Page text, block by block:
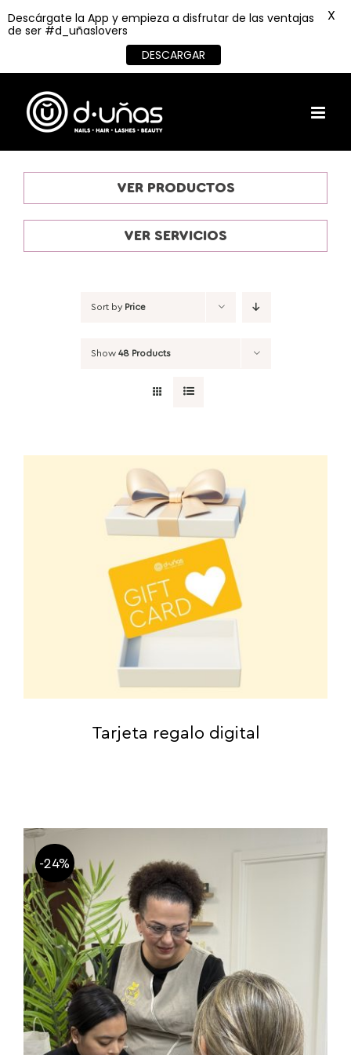
content
VER PRODUCTOS
VER SERVICIOS
Sort by Price
Show 48 Products
Tarjeta regalo digital
-24%
Descárgate la App y empieza a disfrutar de las ventajas
de ser #d_uñaslovers
DESCARGAR
X